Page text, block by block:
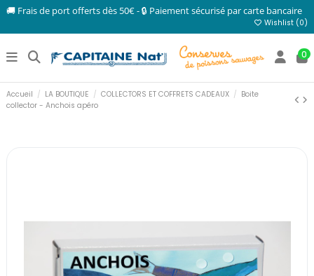
🚚 Frais de port offerts dès 50€ - 🔒 Paiement sécurisé par carte bancaire
Wishlist (0)
0
Accueil LA BOUTIQUE COLLECTORS ET COFFRETS CADEAUX
Boite
collector - Anchois apéro